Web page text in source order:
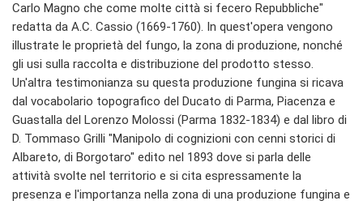
Carlo Magno che come molte città si fecero Repubbliche"
redatta da A.C. Cassio (1669-1760). In quest'opera vengono
illustrate le proprietà del fungo, la zona di produzione, nonché
gli usi sulla raccolta e distribuzione del prodotto stesso.
Un'altra testimonianza su questa produzione fungina si ricava
dal vocabolario topografico del Ducato di Parma, Piacenza e
Guastalla del Lorenzo Molossi (Parma 1832-1834) e dal libro di
D. Tommaso Grilli "Manipolo di cognizioni con cenni storici di
Albareto, di Borgotaro" edito nel 1893 dove si parla delle
attività svolte nel territorio e si cita espressamente la
presenza e l'importanza nella zona di una produzione fungina e